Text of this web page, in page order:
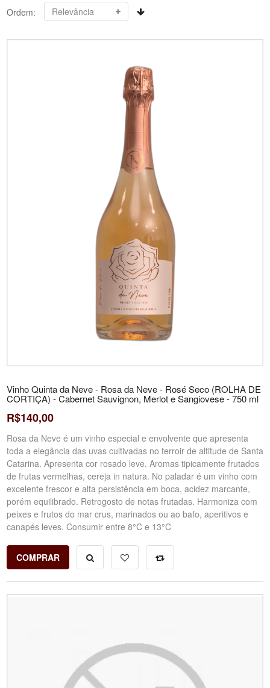
Ordem:
Vinho Quinta da Neve - Rosa da Neve - Rosé Seco (ROLHA DE
CORTIÇA) - Cabernet Sauvignon, Merlot e Sangiovese - 750 ml
R$140,00
Rosa da Neve é um vinho especial e envolvente que apresenta
toda a elegância das uvas cultivadas no terroir de altitude de Santa
Catarina. Apresenta cor rosado leve. Aromas tipicamente frutados
de frutas vermelhas, cereja in natura. No paladar é um vinho com
excelente frescor e alta persistência em boca, acidez marcante,
porém equilibrado. Retrogosto de notas frutadas. Harmoniza com
peixes e frutos do mar crus, marinados ou ao bafo, aperitivos e
canapés leves. Consumir entre 8°C e 13°C
COMPRAR